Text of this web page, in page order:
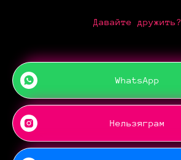
Давайте дружить?
WhatsApp
Нельзяграм